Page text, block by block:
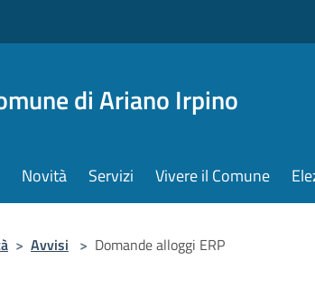
di Ariano Irpino
Novità Servizi Vivere il Comune
> Avvisi > Domande alloggi ERP